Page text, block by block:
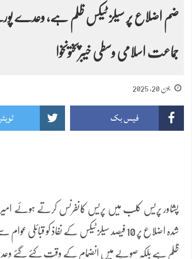
ضم اضلاع پر سیلز ٹیکس ظلم ہے، وعدے
جماعت اسلامی وسطی خیبرپختونخوا
جون 20, 2025
فیس بک
پشاور پریس کلب میں پریس کانفرنس کرتے ہوئے امیر
شدہ اضلاع پر 10 فیصد سیلز ٹیکس کے نفاذ کو
ظلم ہے بلکہ صوبے میں انضمام کے وقت کئے گئے